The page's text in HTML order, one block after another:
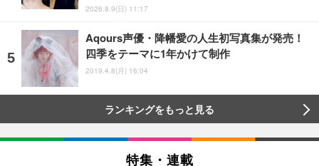
2026.8.9(日) 11:17
Aqours声優・降幡愛の人生初写真集が発売！
四季をテーマに1年かけて制作
2019.4.8(月) 16:04
ランキングをもっと見る
特集・連載